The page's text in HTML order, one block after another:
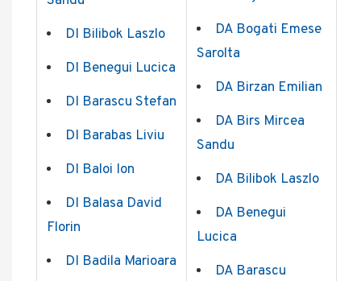
DI Bilibok Laszlo
DI Benegui Lucica
DI Barascu Stefan
DI Barabas Liviu
DI Baloi Ion
DI Balasa David
Florin
DI Badila Marioara
DA Bogati Emese
Sarolta
DA Birzan Emilian
DA Birs Mircea
Sandu
DA Bilibok Laszlo
DA Benegui
Lucica
DA Barascu